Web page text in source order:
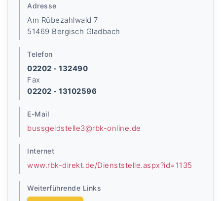
Adresse
Am Rübezahlwald 7
51469 Bergisch Gladbach
Telefon
02202 - 132490
Fax
02202 - 13102596
E-Mail
bussgeldstelle3@rbk-online.de
Internet
www.rbk-direkt.de/Dienststelle.aspx?id=1135
Weiterführende Links